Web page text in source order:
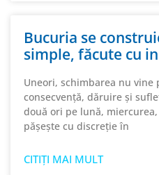
Bucuria se
simple, făcute cu
Uneori, schimbarea nu
consecvență, dăruire și
două ori pe lună,
pășește cu discreție în
CITIȚI MAI MULT